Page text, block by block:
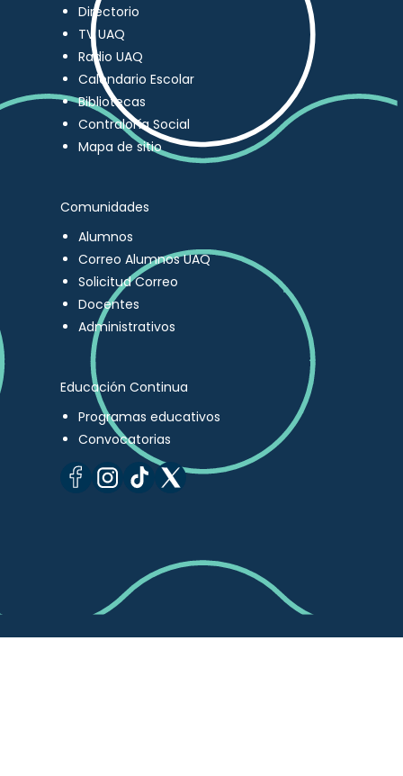
Directorio
TV UAQ
Radio UAQ
Calendario Escolar
Bibliotecas
Contraloría Social
Mapa de sitio
Comunidades
Alumnos
Correo Alumnos UAQ
Solicitud Correo
Docentes
Administrativos
Educación Continua
Programas educativos
Convocatorias